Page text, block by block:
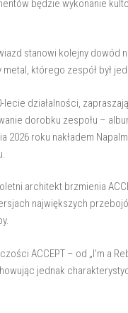
będzie wykonanie
stanowi kolejny dowód
którego zespół był
działalności,
dorobku zespołu –
2026 roku nakładem
architekt brzmienia
największych
ACCEPT – od „I'm a
jednak